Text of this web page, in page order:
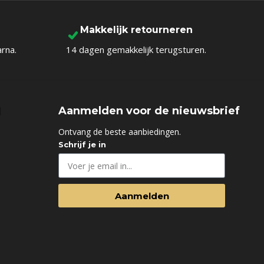
To Shop
Makkelijk retourneren
14 dagen gemakkelijk terugsturen.
Aanmelden voor de nieuwsbrief
Ontvang de beste aanbiedingen.
Schrijf je in
Aanmelden